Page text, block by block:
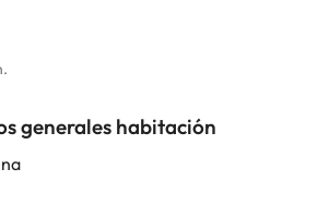
generales habitación